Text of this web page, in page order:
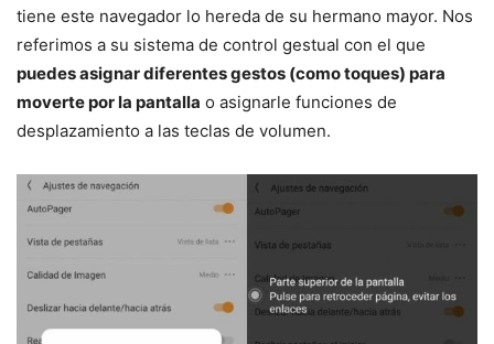
tiene este navegador lo hereda de su hermano mayor. Nos
referimos a su sistema de control gestual con el que
puedes asignar diferentes gestos (como toques) para
moverte por la pantalla o asignarle funciones de
desplazamiento a las teclas de volumen.